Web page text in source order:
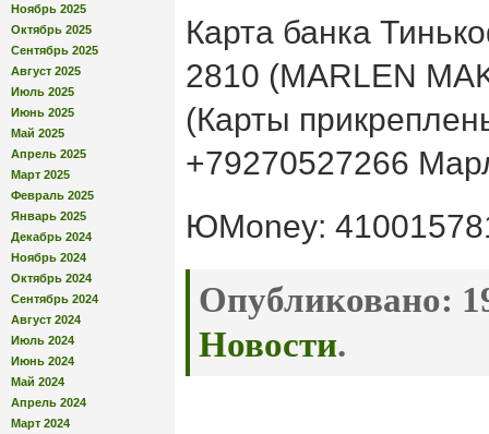
Ноябрь 2025
Октябрь 2025
Сентябрь 2025
Август 2025
Июль 2025
Июнь 2025
Май 2025
Апрель 2025
Март 2025
Февраль 2025
Январь 2025
Декабрь 2024
Ноябрь 2024
Октябрь 2024
Сентябрь 2024
Август 2024
Июль 2024
Июнь 2024
Май 2024
Апрель 2024
Март 2024
Карта банка
2810 (MARLEN
(Карты
+79270527266
ЮMoney:
Опубликовано:
Новости.